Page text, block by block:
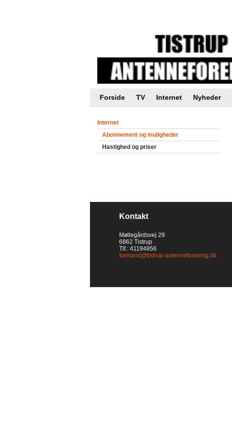
Forside TV Internet Nyheder
Internet
Abonnement og muligheder
Hastighed og priser
Kontakt
Møllegårdsvej 29
6862 Tistrup
Tlf.: 41194856
formand@tistrup-antenneforening.dk